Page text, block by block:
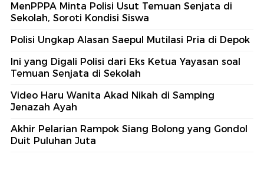
MenPPPA Minta Polisi Usut Temuan Senjata di
Sekolah, Soroti Kondisi Siswa
Polisi Ungkap Alasan Saepul Mutilasi Pria di Depok
Ini yang Digali Polisi dari Eks Ketua Yayasan soal
Temuan Senjata di Sekolah
Video Haru Wanita Akad Nikah di Samping
Jenazah Ayah
Akhir Pelarian Rampok Siang Bolong yang Gondol
Duit Puluhan Juta